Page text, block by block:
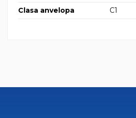
Clasa anvelopa
C1